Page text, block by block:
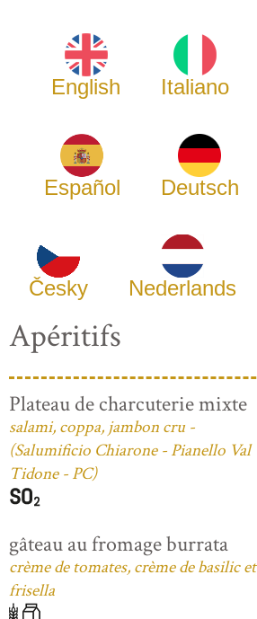
English Italiano
Español Deutsch
Česky Nederlands
Apéritifs
Plateau de charcuterie mixte
salami, coppa, jambon cru -
(Salumificio Chiarone - Pianello Val
Tidone - PC)
gâteau au fromage burrata
crème de tomates, crème de basilic et
frisella